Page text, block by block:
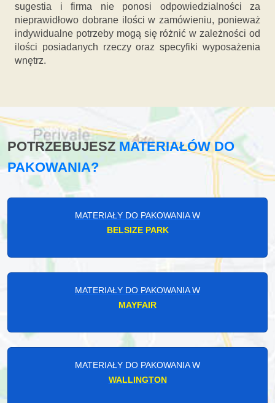
sugestia i firma nie ponosi odpowiedzialności za
nieprawidłowo dobrane ilości w zamówieniu, ponieważ
indywidualne potrzeby mogą się różnić w zależności od
ilości posiadanych rzeczy oraz specyfiki wyposażenia
wnętrz.
POTRZEBUJESZMATERIAŁÓW DO
PAKOWANIA?
MATERIAŁY DO PAKOWANIA W
BELSIZE PARK
MATERIAŁY DO PAKOWANIA W
MAYFAIR
MATERIAŁY DO PAKOWANIA W
WALLINGTON